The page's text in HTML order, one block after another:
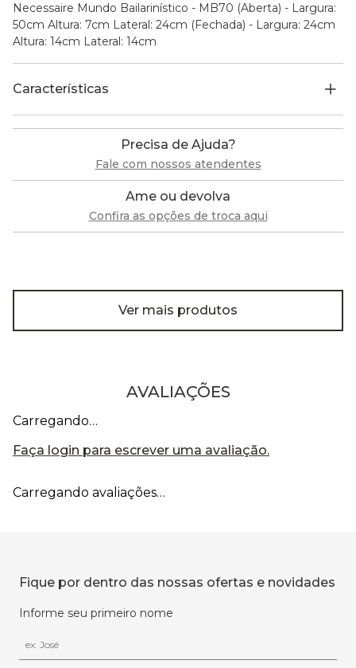
Necessaire Mundo Bailarinístico - MB70 (Aberta) - Largura:
50cm Altura: 7cm Lateral: 24cm (Fechada) - Largura: 24cm
Altura: 14cm Lateral: 14cm
Características
Precisa de Ajuda?
Fale com nossos atendentes
Ame ou devolva
Confira as opções de troca aqui
Ver mais produtos
AVALIAÇÕES
Carregando…
Faça login para escrever uma avaliação.
Carregando avaliações…
Fique por dentro das nossas ofertas e novidades
Informe seu primeiro nome